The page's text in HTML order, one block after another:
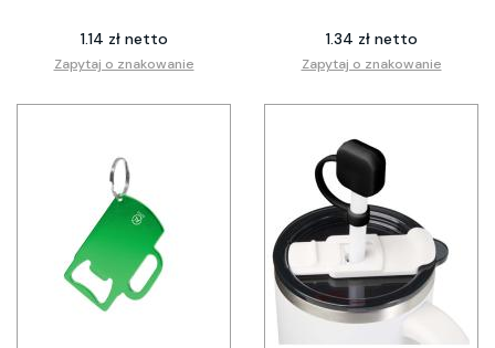
1.14 zł netto
Zapytaj o znakowanie
1.34 zł netto
Zapytaj o znakowanie